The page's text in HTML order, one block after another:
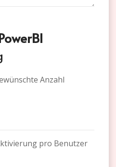
Anzahl
pro Benutzer